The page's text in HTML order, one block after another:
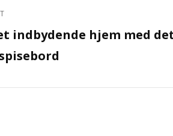
indbydende hjem med